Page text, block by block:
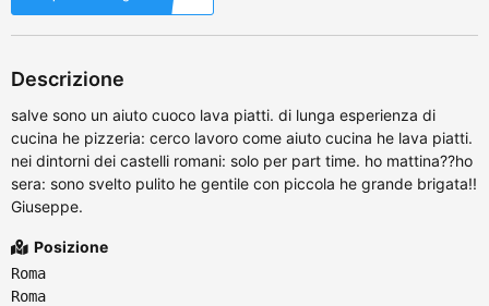
Descrizione
salve sono un aiuto cuoco lava piatti. di lunga esperienza di
cucina he pizzeria: cerco lavoro come aiuto cucina he lava piatti.
nei dintorni dei castelli romani: solo per part time. ho mattina??ho
sera: sono svelto pulito he gentile con piccola he grande brigata!!
Giuseppe.
Posizione
Roma
Roma